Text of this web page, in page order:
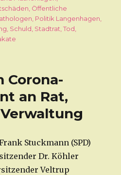
Öffentliche
Politik Langenhagen
Schuld Stadtrat ,Tod
Corona-
an Rat,
Stuckmann (SPD)
Dr. Köhler
Veltrup